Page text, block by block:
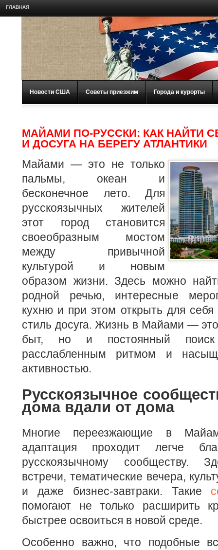
ГЛАВНАЯ
Новости США Советы приезжим Города и курорты
МАЙАМИ ПО-РУССКИ: КАК НАЙТИ
И ДОСУГА НА БЕРЕГУ АТЛАНТИКИ
Майами — это не только
пальмы, океан и
бесконечное лето. Для
русскоязычных жителей
этот город становится
своеобразным мостом
между привычной
культурой и новым
образом жизни. Здесь можно
родной речью, интересные
кухню и при этом открыть для
стиль досуга. Жизнь в Майами —
быт, но и постоянный
расслабленным ритмом и
активностью.
Русскоязычное
дома вдали от дома
Многие переезжающие в
адаптация проходит легче
русскоязычному сообществу.
встречи, тематические вечера,
и даже бизнес-завтраки. Такие
помогают не только расширить
быстрее освоиться в новой среде.
Особенно важно, что подобные